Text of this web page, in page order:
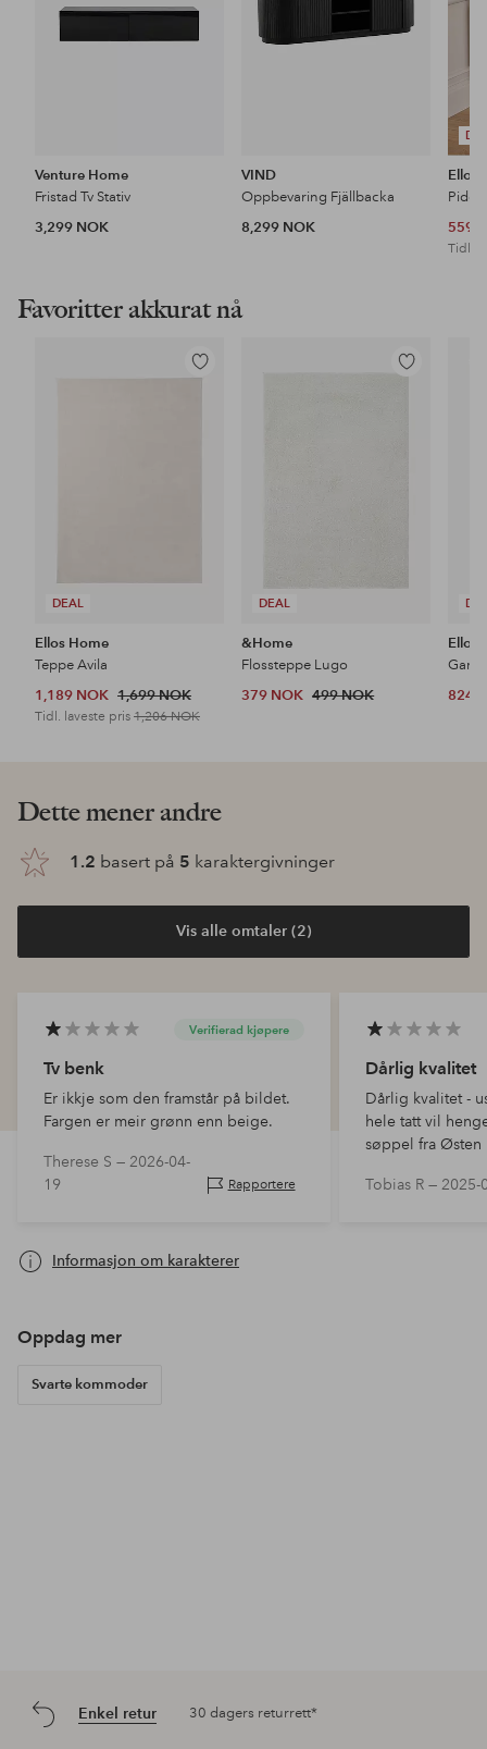
Venture Home
Fristad Tv Stativ
3,299 NOK
VIND
Oppbevaring Fjällbacka
8,299 NOK
Ellos
559
Tidl.
Favoritter akkurat nå
DEAL
Legg
Ellos Home
Teppe Avila
1,189 NOK 1,699 NOK
Tidl. laveste pris 1,206 NOK
DEAL
Legg
&Home
Flossteppe Lugo
379 NOK 499 NOK
Ellos
824
Dette mener andre
1.2 basert på 5 karaktergivninger
Vis alle omtaler (2)
Verifierad kjøpere
Tv benk
Er ikkje som den framstår på bildet.
Fargen er meir grønn enn beige.
Therese S — 2026-04-
19
Rapportere
Dårlig kvalitet
Dårlig kvalitet -
hele tatt vil
søppel fra Østen
Tobias R — 2025-
Informasjon om karakterer
Oppdag mer
Svarte kommoder
Enkel retur 30 dagers returrett*